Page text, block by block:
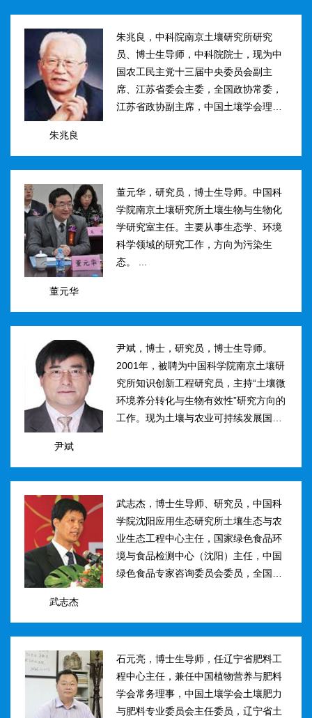
朱兆良
朱兆良，中科院南京土壤研究所研究
员、博士生导师，中科院院士，现为中
国农工民主党十三届中央委员会副主
席、江苏省委会主委，全国政协常委，
江苏省政协副主席，中国土壤学会理事
国家、中科院、江苏省科技进步奖和自
董元华
董元华，研究员，博士生导师。中国科
学院南京土壤研究所土壤生物与生物化
学研究室主任。主要从事生态学、环境
科学领域的研究工作，方向为污染生
态。 ...
尹斌
尹斌，博士，研究员，博士生导师。
2001年，被聘为中国科学院南京土壤研
究所知识创新工程研究员，主持“土壤微
环境养分转化与生物有效性”研究方向的
工作。现为土壤与农业可持续发展国家
影...
武志杰
武志杰，博士生导师、研究员，中国科
学院沈阳应用生态研究所土壤生态与农
业生态工程中心主任，国家绿色食品环
境与食品检测中心（沈阳）主任，中国
绿色食品专家咨询委员会委员，全国肥
学调控、新型缓控释肥料研制；土壤...
石元亮，博士生导师，任辽宁省肥料工
程中心主任，兼任中国植物营养与肥料
学会常务理事，中国土壤学会土壤肥力
与肥料专业委员会主任委员，辽宁省土